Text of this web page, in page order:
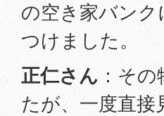
の空き家バン
つけました。
正仁さん ：そ
たが、一度直